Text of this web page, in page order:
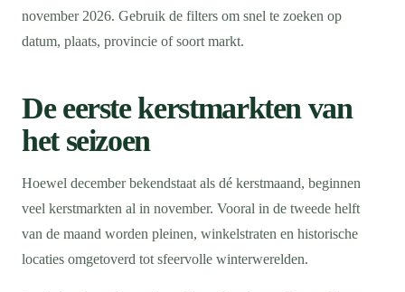
november 2026. Gebruik de filters om snel te zoeken op
datum, plaats, provincie of soort markt.
De eerste kerstmarkten van
het seizoen
Hoewel december bekendstaat als dé kerstmaand, beginnen
veel kerstmarkten al in november. Vooral in de tweede helft
van de maand worden pleinen, winkelstraten en historische
locaties omgetoverd tot sfeervolle winterwerelden.